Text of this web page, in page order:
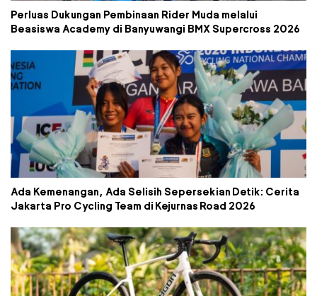
Perluas Dukungan Pembinaan Rider Muda melalui
Beasiswa Academy di Banyuwangi BMX Supercross 2026
Ada Kemenangan, Ada Selisih Sepersekian Detik: Cerita
Jakarta Pro Cycling Team di Kejurnas Road 2026